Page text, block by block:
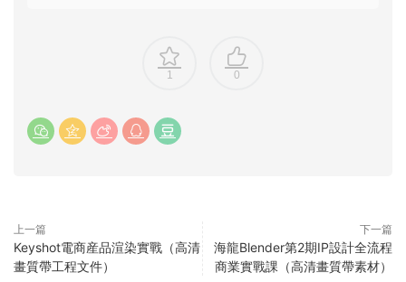
1 0
上一篇
Keyshot電商産品渲染實戰（高清
畫質帶工程文件）
下一篇
海龍Blender第2期IP設計全流程
商業實戰課（高清畫質帶素材）